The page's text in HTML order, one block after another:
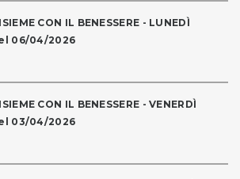
CON IL BENESSERE - LUNEDÌ
06/04/2026
CON IL BENESSERE - VENERDÌ
03/04/2026